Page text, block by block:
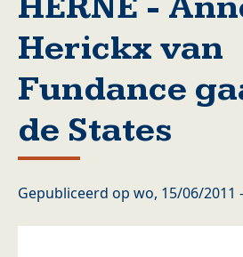
Herickx van
Fundance
de States
Gepubliceerd op wo, 15/06/2011